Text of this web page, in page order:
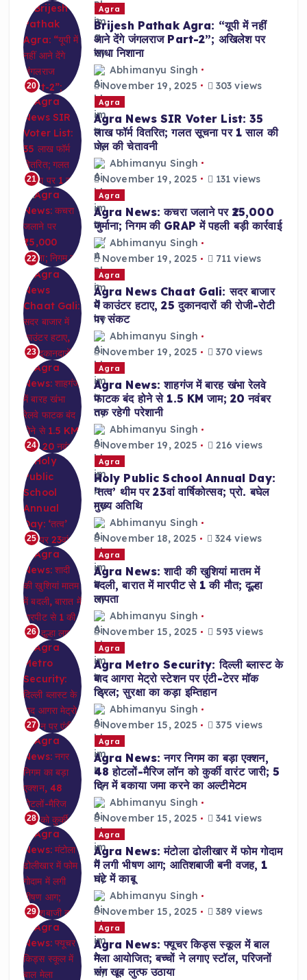
20
Agra
Brijesh Pathak Agra: “यूपी में नहीं
आने देंगे जंगलराज Part-2”; अखिलेश पर
साधा निशाना
Abhimanyu Singh
November 19, 2025
303 views
21
Agra
Agra News SIR Voter List: 35
लाख फॉर्म वितरित; गलत सूचना पर 1 साल की
जेल की चेतावनी
Abhimanyu Singh
November 19, 2025
131 views
22
Agra
Agra News: कचरा जलाने पर ₹25,000
जुर्माना; निगम की GRAP में पहली बड़ी कार्रवाई
Abhimanyu Singh
November 19, 2025
711 views
23
Agra
Agra News Chaat Gali: सदर बाजार
में काउंटर हटाए, 25 दुकानदारों की रोजी-रोटी
पर संकट
Abhimanyu Singh
November 19, 2025
370 views
24
Agra
Agra News: शाहगंज में बारह खंभा रेलवे
फाटक बंद होने से 1.5 KM जाम; 20 नवंबर
तक रहेगी परेशानी
Abhimanyu Singh
November 19, 2025
216 views
25
Agra
Holy Public School Annual Day:
‘तत्व’ थीम पर 23वां वार्षिकोत्सव; प्रो. बघेल
मुख्य अतिथि
Abhimanyu Singh
November 18, 2025
324 views
26
Agra
Agra News: शादी की खुशियां मातम में
बदली, बारात में मारपीट से 1 की मौत; दूल्हा
लापता
Abhimanyu Singh
November 15, 2025
593 views
27
Agra
Agra Metro Security: दिल्ली ब्लास्ट के
बाद आगरा मेट्रो स्टेशन पर एंटी-टेरर मॉक
ड्रिल; सुरक्षा का कड़ा इम्तिहान
Abhimanyu Singh
November 15, 2025
375 views
28
Agra
Agra News: नगर निगम का बड़ा एक्शन,
48 होटलों-मैरिज लॉन को कुर्की वारंट जारी; 5
दिन में बकाया जमा करने का अल्टीमेटम
Abhimanyu Singh
November 15, 2025
341 views
29
Agra
Agra News: मंटोला ढोलीखार में फोम गोदाम
में लगी भीषण आग; आतिशबाजी बनी वजह, 1
घंटे में काबू
Abhimanyu Singh
November 15, 2025
389 views
Agra
Agra News: फ्यूचर किड्स स्कूल में बाल
मेला आयोजित; बच्चों ने लगाए स्टॉल, परिजनों
संग खूब लुत्फ उठाया